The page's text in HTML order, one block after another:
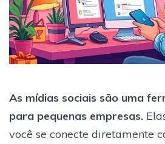
As mídias sociais são uma
para pequenas empresas.
você se conecte diretamente